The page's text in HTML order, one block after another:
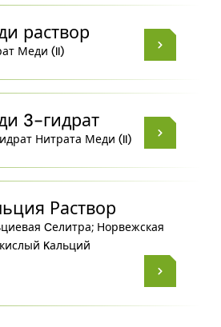
раствор
Меди (II)
3-гидрат
Нитрата Меди (II)
Раствор
Cелитра; Норвежская
Kальций